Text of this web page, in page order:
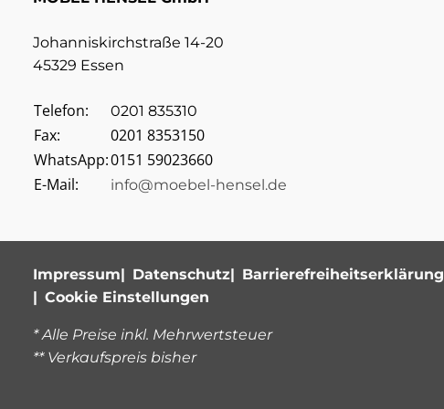
Johanniskirchstraße 14-20
45329 Essen
Telefon: 0201 835310
Fax:
0201 8353150
WhatsApp:0151 59023660
E-Mail:
info@moebel-hensel.de
Impressum Datenschutz Barrierefreiheitserklärung
Cookie Einstellungen
* Alle Preise inkl. Mehrwertsteuer
** Verkaufspreis bisher